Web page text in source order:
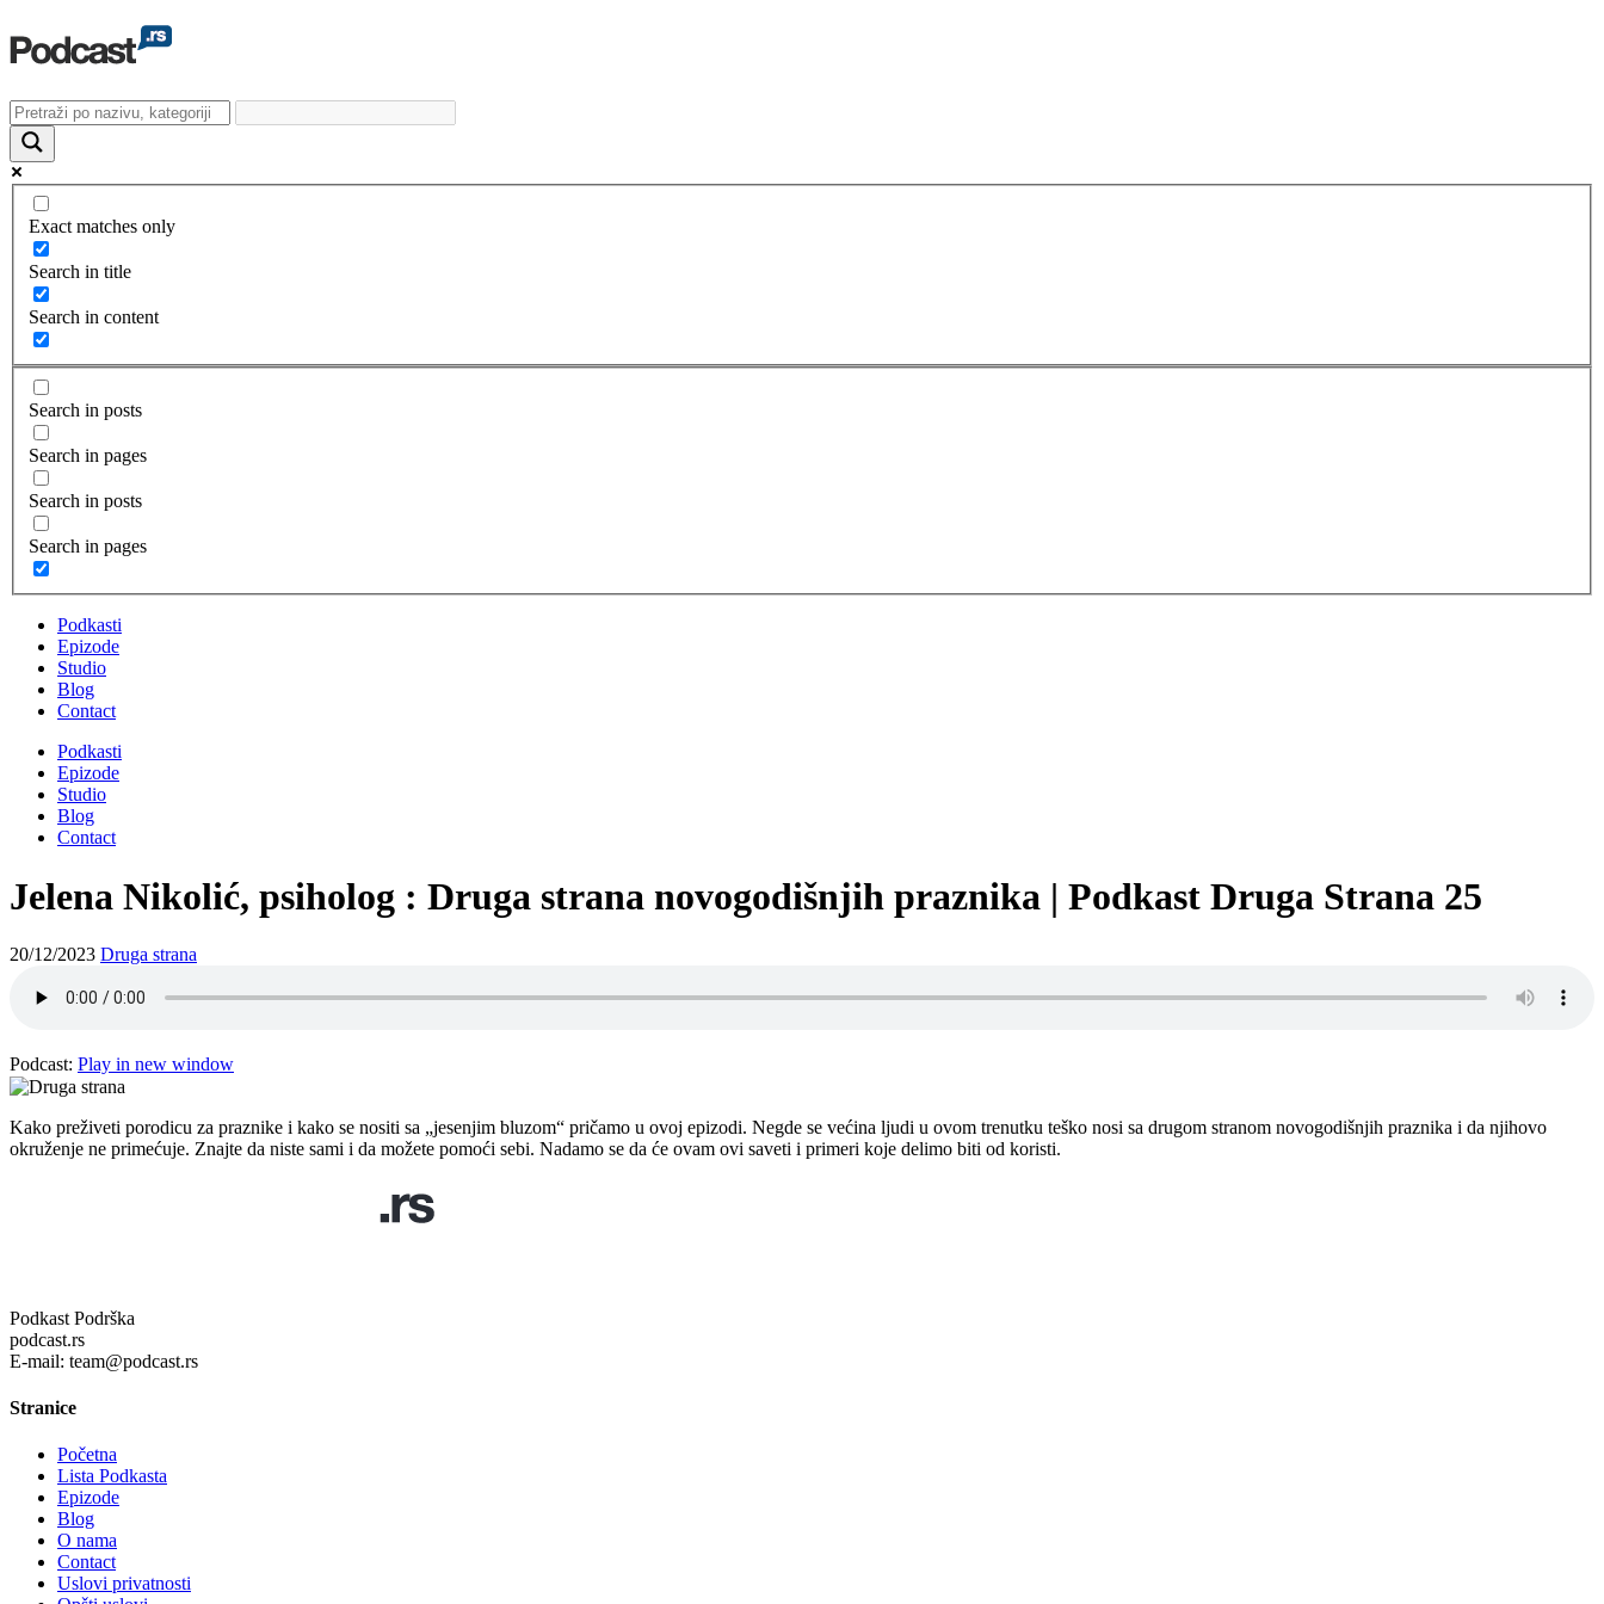
Exact matches only
Search in title
Search in content
Search in posts
Search in pages
Search in posts
Search in pages
Podkasti
Epizode
Studio
Blog
Contact
Podkasti
Epizode
Studio
Blog
Contact
Jelena Nikolić, psiholog : Druga strana novogodišnjih praznika | Podkast Druga Strana 25
20/12/2023 Druga strana
Podcast: Play in new window
Kako preživeti porodicu za praznike i kako se nositi sa „jesenjim bluzom“ pričamo u ovoj epizodi. Negde se većina ljudi u ovom trenutku teško nosi sa drugom stranom novogodišnjih praznika i da njihovo
okruženje ne primećuje. Znajte da niste sami i da možete pomoći sebi. Nadamo se da će ovam ovi saveti i primeri koje delimo biti od koristi.
Podkast Podrška
podcast.rs
E-mail: team@podcast.rs
Stranice
Početna
Lista Podkasta
Epizode
Blog
O nama
Contact
Uslovi privatnosti